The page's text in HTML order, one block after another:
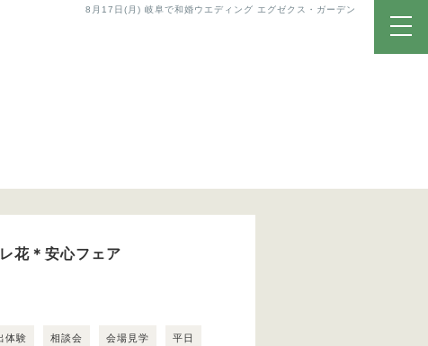
8月17日(月) 岐阜で和婚ウエディング エグゼクス・ガーデン
花＊安心フェア
体験 相談会 会場見学 平日